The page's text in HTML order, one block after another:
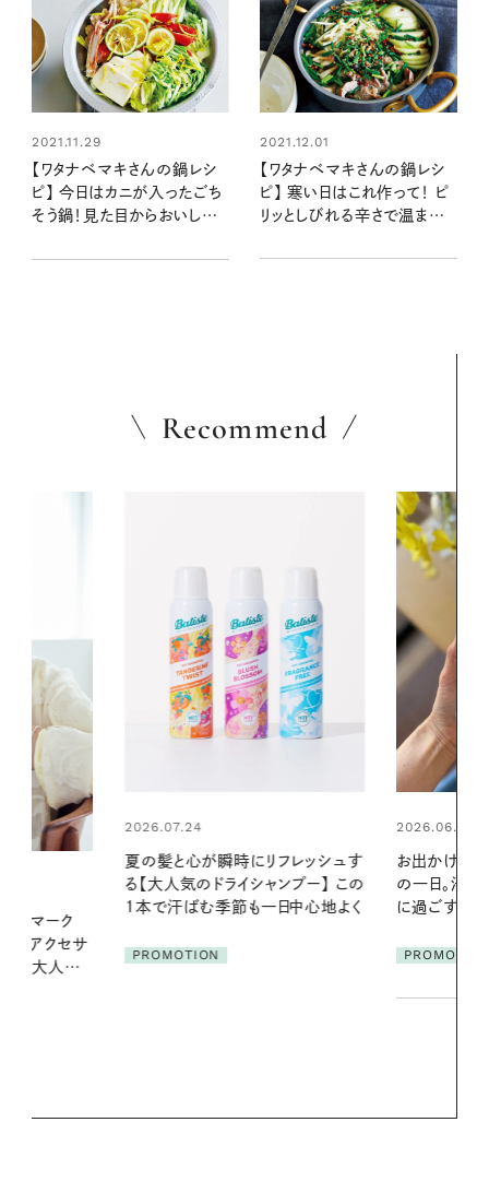
2021.11.29
【ワタナベマキさんの鍋レシ
ピ】 今日はカニが入ったごち
そう鍋！見た目からおいしい
2021.12.01
【ワタナベマキさんの鍋レシ
ピ】 寒い日はこれ作って！ ピ
リッとしびれる辛さで温まる
Recommend
2026.06.01
お出かけ前のひと手間で変わる、夏
の一日。汗ばむ季節を「ごきげん」
に過ごす私の新習慣
PROMOTION
2026.06.01
暑い夏のナイ
える夜の爽